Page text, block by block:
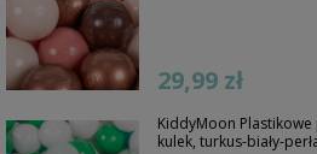
29,99 zł
KiddyMoon Plastikowe
kulek, turkus-biały-